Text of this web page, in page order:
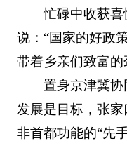
忙碌中收获喜
说：“国家的好政
带着乡亲们致富的
置身京津冀协
发展是目标，张
非首都功能的“先